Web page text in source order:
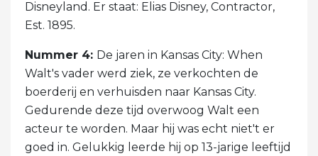
Disneyland. Er staat: Elias Disney, Contractor,
Est. 1895.
Nummer 4: De jaren in Kansas City: When
Walt's vader werd ziek, ze verkochten de
boerderij en verhuisden naar Kansas City.
Gedurende deze tijd overwoog Walt een
acteur te worden. Maar hij was echt niet't er
goed in. Gelukkig leerde hij op 13-jarige leeftijd